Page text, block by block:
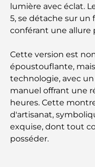
Les meilleurs
Comment
Plan directeur
Maisons
créer équilibre
lumière avec éclat.
5, se détache sur un
conférant une allure
Cette version est
époustouflante,
technologie, avec
manuel offrant une
heures. Cette
d'artisanat,
exquise, dont tout
posséder.